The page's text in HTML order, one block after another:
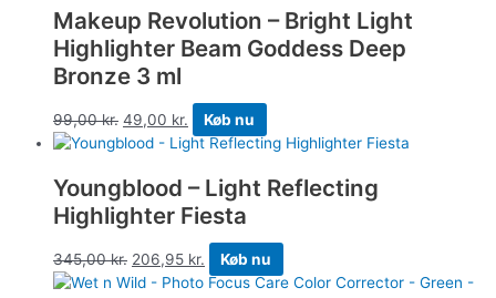
Makeup Revolution – Bright Light
Highlighter Beam Goddess Deep
Bronze 3 ml
99,00kr. 49,00 kr. Køb nu
Youngblood – Light Reflecting
Highlighter Fiesta
345,00kr. 206,95 kr. Køb nu